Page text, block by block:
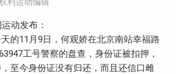
动发布：
的11月9日，何观娇在北京南站幸福路
工号警察的盘查，身份证被扣押，
至今身份证没有归还，而且还信口雌